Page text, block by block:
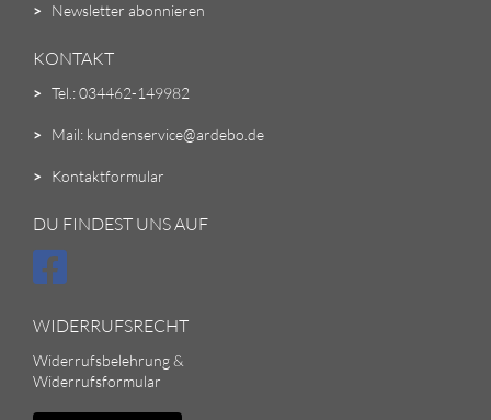
> Newsletter abonnieren
KONTAKT
> Tel.: 034462-149982
> Mail: kundenservice@ardebo.de
> Kontaktformular
DU FINDEST UNS AUF
WIDERRUFSRECHT
Widerrufsbelehrung &
Widerrufsformular